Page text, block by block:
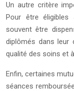
Un autre critère
Pour être éligibles
souvent être
diplômés dans leur
qualité des soins et
Enfin, certaines
séances